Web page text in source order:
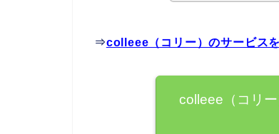
⇒colleee（コリー）のサービス
colleee（コリ